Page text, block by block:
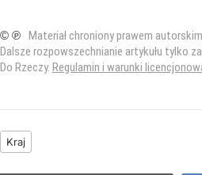
© ℗ Materiał chroniony prawem
Dalsze rozpowszechnianie artykułu tylko
Do Rzeczy. Regulamin i warunki
Kraj